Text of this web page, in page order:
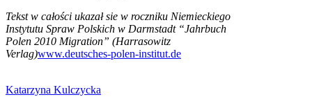
Tekst w całości ukazał sie w roczniku Niemieckiego
Instytutu Spraw Polskich w Darmstadt “Jahrbuch
Polen 2010 Migration” (Harrasowitz
Verlag)www.deutsches-polen-institut.de
Katarzyna Kulczycka